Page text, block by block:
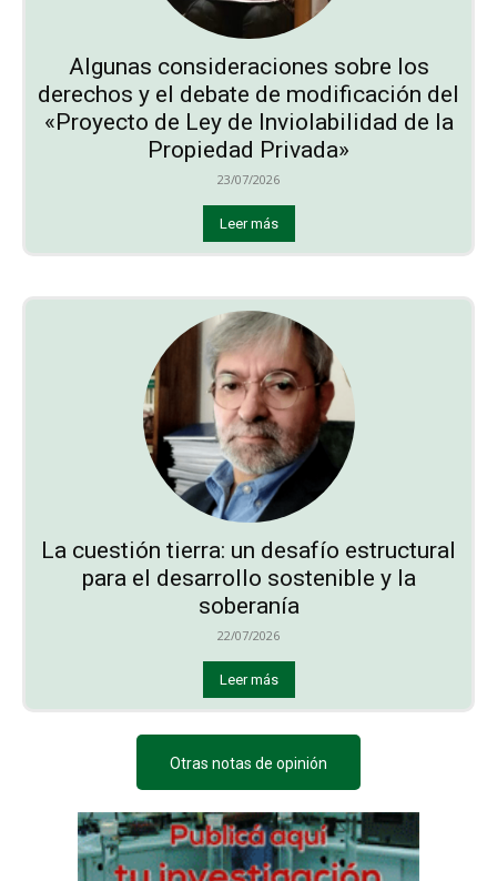
Algunas consideraciones sobre los
derechos y el debate de modificación del
«Proyecto de Ley de Inviolabilidad de la
Propiedad Privada»
23/07/2026
Leer más
La cuestión tierra: un desafío estructural
para el desarrollo sostenible y la
soberanía
22/07/2026
Leer más
Otras notas de opinión